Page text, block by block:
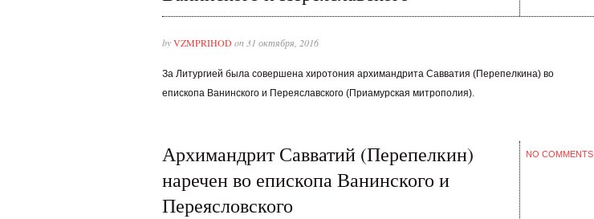
byVZMPRIHODon 31 октября, 2016
За Литургией была совершена хиротония архимандрита Савватия (Перепелкина) во
епископа Ванинского и Переяславского (Приамурская митрополия).
Архимандрит Савватий (Перепелкин)
наречен во епископа Ванинского и
Переясловского
NO COMMENTS